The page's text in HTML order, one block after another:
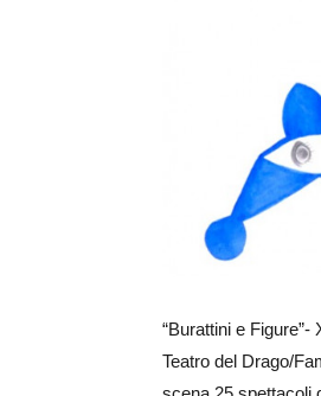
“Burattini e
Teatro del Drago/